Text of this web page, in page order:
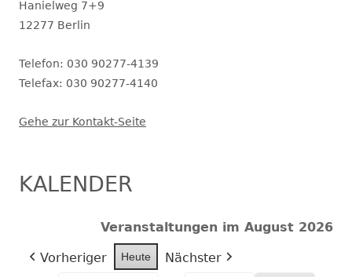
Hanielweg 7+9
12277 Berlin
Telefon: 030 90277-4139
Telefax: 030 90277-4140
Gehe zur Kontakt-Seite
KALENDER
Veranstaltungen im August 2026
Vorheriger Heute
Nächster